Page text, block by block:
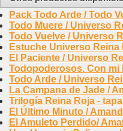
Pack Todo Arde / Todo
Todo Muere / Universo
Todo Vuelve / Universo
Estuche Universo Reina
El Paciente / Universo
Todopoderosos. Con mi
Todo Arde / Universo
La Campana de Jade /
Trilogía Reina Roja -
El Último Minuto /
El Amuleto Perdido/